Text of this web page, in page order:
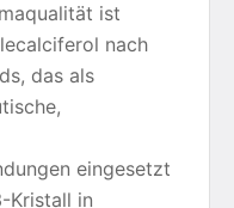
ist
nach
das als
eingesetzt
Kristall in